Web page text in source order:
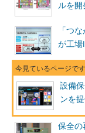
ルを開
「つ
が工場
設備
ンを
保全の